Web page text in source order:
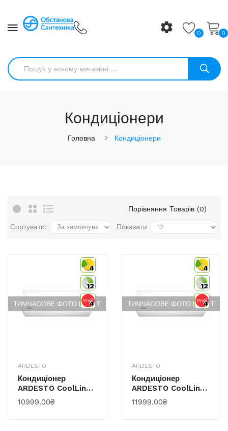
0 0
Кондиціонери
Головна Кондиціонери
Порівняння Товарів (0)
Сортувати: Показати
4
12
4
ARDESTO
Кондиціонер
ARDESTO CoolLine
20м2 On/off
7000BTU 2.0кВт
10999.00₴
4
12
4
ARDESTO
Кондиціонер
ARDESTO CoolLine
25м2 On/off
9000BTU 2.5кВт A/A
11999.00₴